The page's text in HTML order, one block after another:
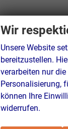
Wir
Unsere Website
bereitzustellen.
verarbeiten nur
Personalisierung,
können Ihre
widerrufen.